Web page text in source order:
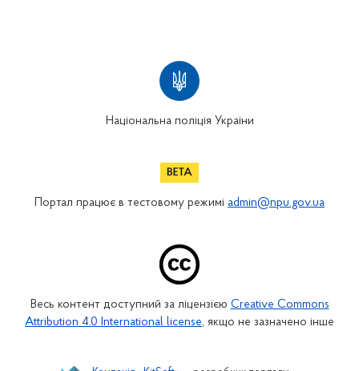
Національна поліція України
Портал працює в тестовому режимі admin@npu.gov.ua
Весь контент доступний за ліцензією Creative Commons
Attribution 4.0 International license, якщо не зазначено інше